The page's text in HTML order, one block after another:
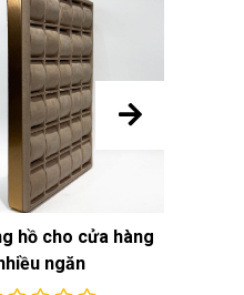
hồ cho cửa hàng
ngăn